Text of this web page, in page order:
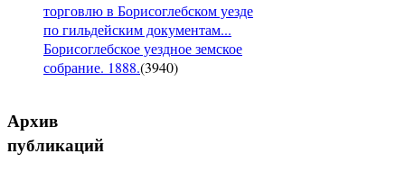
торговлю в Борисоглебском уезде
по гильдейским документам...
Борисоглебское уездное земское
собрание. 1888.(3940)
Архив
публикаций